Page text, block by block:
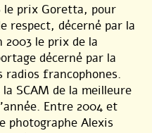
le prix Goretta, pour
respect, décerné par la
2003 le prix de la
décerné par la
radios francophones.
SCAM de la meilleure
Entre 2004 et
photographe Alexis